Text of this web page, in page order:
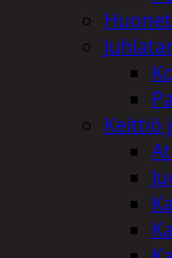
Keittiö